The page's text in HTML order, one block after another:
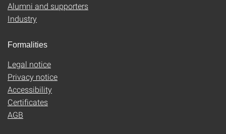
Alumni and supporters
Industry
Formalities
Legal notice
Privacy notice
Accessibility
Certificates
AGB